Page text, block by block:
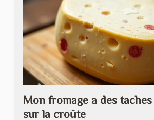
Mon fromage a des
sur la croûte